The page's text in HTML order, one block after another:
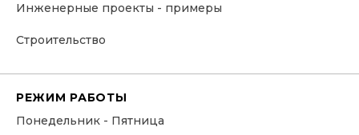
Инженерные проекты - примеры
Строительство
РЕЖИМ РАБОТЫ
Понедельник - Пятница